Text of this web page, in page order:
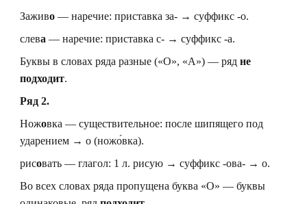
Заживо — наречие: приставка за- → суффикс -о.
слева — наречие: приставка с- → суффикс -а.
Буквы в словах ряда разные («О», «А») — ряд не
подходит.
Ряд 2.
Ножовка — существительное: после шипящего под
ударением → о (ножо́вка).
рисовать — глагол: 1 л. рисую → суффикс -ова- → о.
Во всех словах ряда пропущена буква «О» — буквы